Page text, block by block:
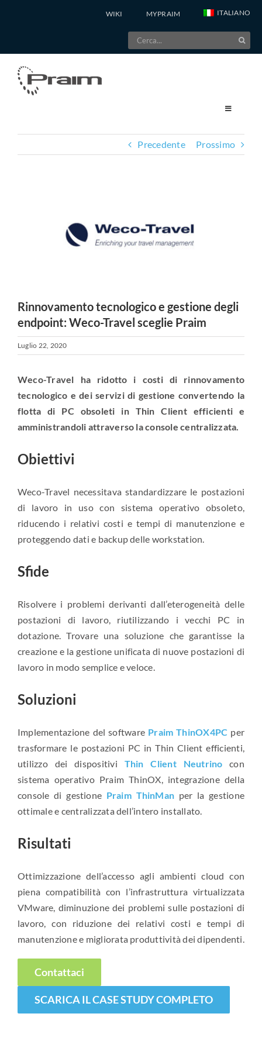
WIKI MYPRAIM ITALIANO
Cerca
per:
Precedente Prossimo
Rinnovamento tecnologico e gestione degli
endpoint: Weco-Travel sceglie Praim
Luglio 22, 2020
Weco-Travel ha ridotto i costi di rinnovamento
tecnologico e dei servizi di gestione convertendo la
flotta di PC obsoleti in Thin Client efficienti e
amministrandoli attraverso la console centralizzata.
Obiettivi
Weco-Travel necessitava standardizzare le postazioni
di lavoro in uso con sistema operativo obsoleto,
riducendo i relativi costi e tempi di manutenzione e
proteggendo dati e backup delle workstation.
Sfide
Risolvere i problemi derivanti dall’eterogeneità delle
postazioni di lavoro, riutilizzando i vecchi PC in
dotazione. Trovare una soluzione che garantisse la
creazione e la gestione unificata di nuove postazioni di
lavoro in modo semplice e veloce.
Soluzioni
Implementazione del software Praim ThinOX4PC per
trasformare le postazioni PC in Thin Client efficienti,
utilizzo dei dispositivi Thin Client Neutrino con
sistema operativo Praim ThinOX, integrazione della
console di gestione Praim ThinMan per la gestione
ottimale e centralizzata dell’intero installato.
Risultati
Ottimizzazione dell’accesso agli ambienti cloud con
piena compatibilità con l’infrastruttura virtualizzata
VMware, diminuzione dei problemi sulle postazioni di
lavoro, con riduzione dei relativi costi e tempi di
manutenzione e migliorata produttività dei dipendenti.
Contattaci
SCARICA IL CASE STUDY COMPLETO